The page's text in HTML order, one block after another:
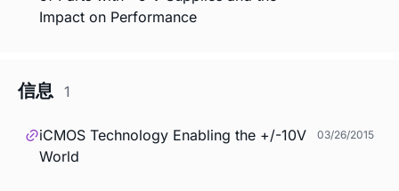
Impact on Performance
信息 1
iCMOS Technology Enabling the +/-10V
World
03/26/2015